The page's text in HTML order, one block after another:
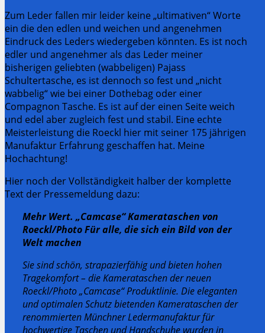
Zum Leder fallen mir leider keine „ultimativen“ Worte
ein die den edlen und weichen und angenehmen
Eindruck des Leders wiedergeben könnten. Es ist noch
edler und angenehmer als das Leder meiner
bisherigen geliebten (wabbeligen) Pajass
Schultertasche, es ist dennoch so fest und „nicht
wabbelig“ wie bei einer Dothebag oder einer
Compagnon Tasche. Es ist auf der einen Seite weich
und edel aber zugleich fest und stabil. Eine echte
Meisterleistung die Roeckl hier mit seiner 175 jährigen
Manufaktur Erfahrung geschaffen hat. Meine
Hochachtung!
Hier noch der Vollständigkeit halber der komplette
Text der Pressemeldung dazu:
Mehr Wert. „Camcase“ Kamerataschen von
Roeckl/Photo Für alle, die sich ein Bild von der
Welt machen
Sie sind schön, strapazierfähig und bieten hohen
Tragekomfort – die Kamerataschen der neuen
Roeckl/Photo „Camcase“ Produktlinie. Die eleganten
und optimalen Schutz bietenden Kamerataschen der
renommierten Münchner Ledermanufaktur für
hochwertige Taschen und Handschuhe wurden in